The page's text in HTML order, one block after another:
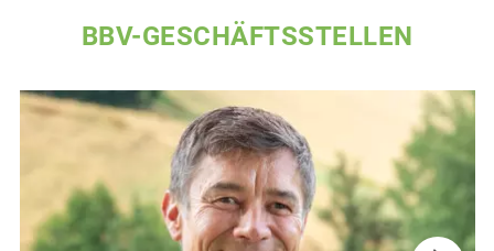
BBV-GESCHÄFTSSTELLEN